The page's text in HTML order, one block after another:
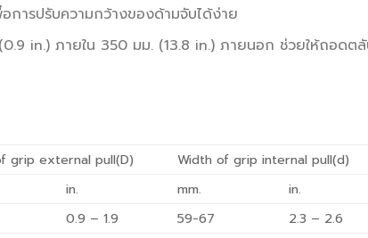
การปรับความกว้างของด้ามจับได้ง่าย
in.) ภายใน 350 มม. (13.8 in.) ภายนอก ช่วยให้ถอดต
grip external pull(D) Width of grip internal pull(d)
in. mm. in.
0.9 – 1.9 59-67 2.3 – 2.6